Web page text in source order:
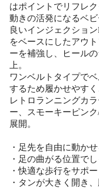
はポイントでリフレク
動きの活発になるベ
良いインジェクショ
をベースにしたアウ
ーを補強し、ヒール
上。
ワンベルトタイプで
するため履かせやす
レトロランニングカ
ー、スモーキーピン
展開。
・足先を自由に動か
・足の曲がる位置で
・快適な歩行をサポ
・タンが大きく開き